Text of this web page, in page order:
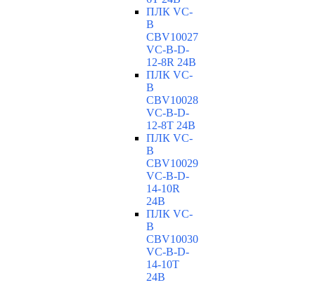
ПЛК VC-
B
CBV10027
VC-В-D-
12-8R 24В
ПЛК VC-
B
CBV10028
VC-В-D-
12-8T 24В
ПЛК VC-
B
CBV10029
VC-В-D-
14-10R
24В
ПЛК VC-
B
CBV10030
VC-В-D-
14-10T
24В